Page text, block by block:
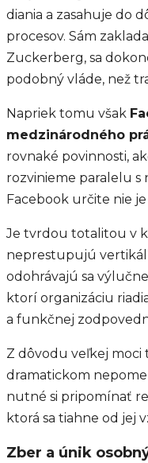
diania a zasahuje do
procesov. Sám
Zuckerberg, sa
podobný vláde, než
Napriek tomu však
medzinárodného
rovnaké povinnosti,
rozvinieme paralelu
Facebook určite nie
Je tvrdou totalitou v
neprestupujú
odohrávajú sa
ktorí organizáciu
a funkčnej
Z dôvodu veľkej moci
dramatickom
nutné si pripomínať
ktorá sa tiahne od jej
Zber a únik